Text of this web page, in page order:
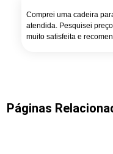
Comprei uma cadeira
atendida. Pesquisei
muito satisfeita e
Páginas